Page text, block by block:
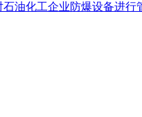
石油化工企业防爆设备进行